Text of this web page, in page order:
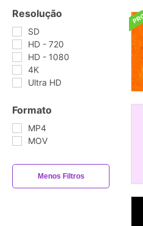
Resolução
SD
HD - 720
HD - 1080
4K
Ultra HD
Formato
MP4
MOV
Menos Filtros